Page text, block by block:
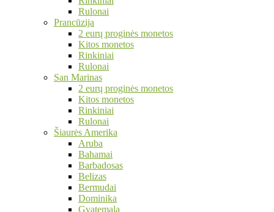
Rulonai
Prancūzija
2 eurų proginės monetos
Kitos monetos
Rinkiniai
Rulonai
San Marinas
2 eurų proginės monetos
Kitos monetos
Rinkiniai
Rulonai
Šiaurės Amerika
Aruba
Bahamai
Barbadosas
Belizas
Bermudai
Dominika
Gvatemala